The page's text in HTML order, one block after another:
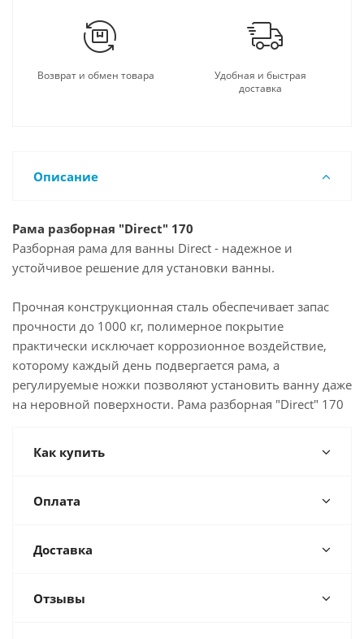
Возврат и обмен товара
Удобная и быстрая
доставка
Описание
Рама разборная "Direct" 170
Разборная рама для ванны Direct - надежное и
устойчивое решение для установки ванны.
Прочная конструкционная сталь обеспечивает запас
прочности до 1000 кг, полимерное покрытие
практически исключает коррозионное воздействие,
которому каждый день подвергается рама, а
регулируемые ножки позволяют установить ванну даже
на неровной поверхности. Рама разборная "Direct" 170
Как купить
Оплата
Доставка
Отзывы